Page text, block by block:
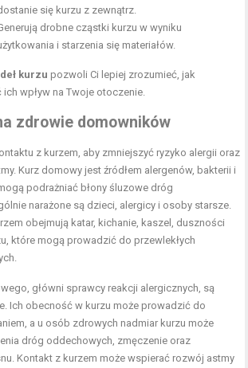
się kurzu z zewnątrz.
drobne cząstki kurzu w wyniku
i starzenia się materiałów.
kurzu pozwoli Ci lepiej zrozumieć, jak
wpływ na Twoje otoczenie.
zdrowie domowników
z kurzem, aby zmniejszyć ryzyko alergii oraz
Kurz domowy jest źródłem alergenów, bakterii i
podrażniać błony śluzowe dróg
narażone są dzieci, alergicy i osoby starsze.
obejmują katar, kichanie, kaszel, duszności
które mogą prowadzić do przewlekłych
główni sprawcy reakcji alergicznych, są
Ich obecność w kurzu może prowadzić do
a u osób zdrowych nadmiar kurzu może
dróg oddechowych, zmęczenie oraz
Kontakt z kurzem może wspierać rozwój astmy